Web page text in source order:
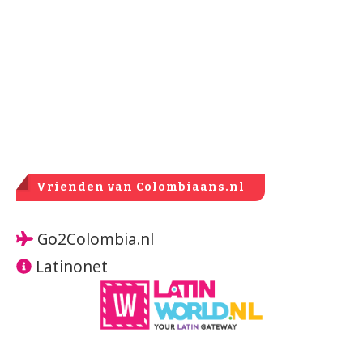
Vrienden van Colombiaans.nl
Go2Colombia.nl
Latinonet